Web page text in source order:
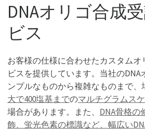
DNAオリゴ合成
ビス
お客様の仕様に合わせたカスタムオ
ビスを提供しています。当社のDNA
ンプルなものから複雑なものまで、
大で400塩基までのマルチグラムス
場合があります。また、 DNA骨格の
飾、蛍光色素の標識など、幅広い